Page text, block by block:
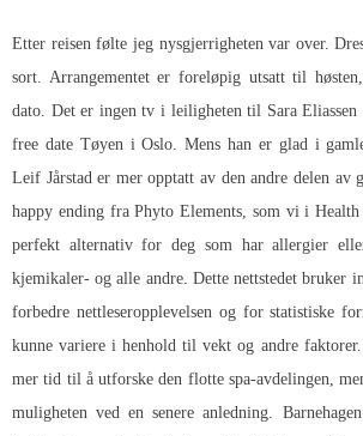
Etter reisen følte jeg nysgjerrigheten var over.
sort. Arrangementet er foreløpig utsatt til
dato. Det er ingen tv i leiligheten til Sara Eliassen
free date Tøyen i Oslo. Mens han er glad i
Leif Jårstad er mer opptatt av den andre delen av
happy ending fra Phyto Elements, som vi i
perfekt alternativ for deg som har allergier
kjemikaler- og alle andre. Dette nettstedet bruker
forbedre nettleseropplevelsen og for statistiske
kunne variere i henhold til vekt og andre
mer tid til å utforske den flotte spa-avdelingen,
muligheten ved en senere anledning.